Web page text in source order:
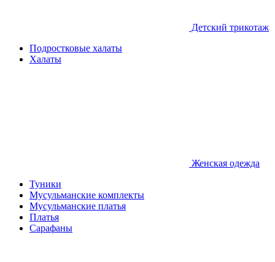
Детcкий трикотаж
Подростковые халаты
Халаты
Женская одежда
Туники
Мусульманские комплекты
Мусульманские платья
Платья
Сарафаны